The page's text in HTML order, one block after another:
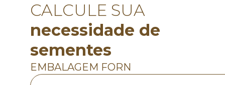
CALCULE SUA
necessidade de
sementes
EMBALAGEM FORN